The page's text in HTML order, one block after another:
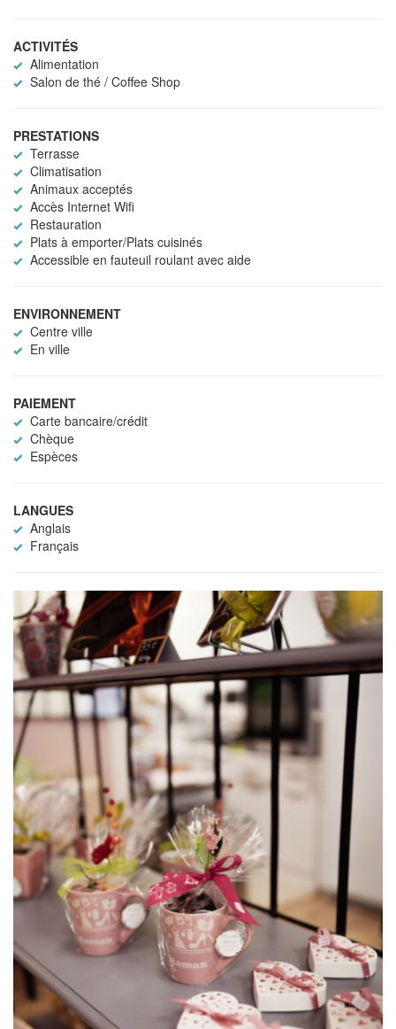
ACTIVITÉS
Alimentation
Salon de thé / Coffee Shop
PRESTATIONS
Terrasse
Climatisation
Animaux acceptés
Accès Internet Wifi
Restauration
Plats à emporter/Plats cuisinés
Accessible en fauteuil roulant avec aide
ENVIRONNEMENT
Centre ville
En ville
PAIEMENT
Carte bancaire/crédit
Chèque
Espèces
LANGUES
Anglais
Français